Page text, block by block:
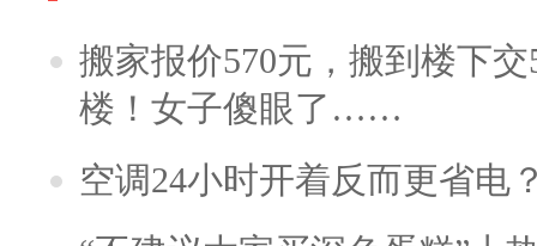
搬家报价570元，搬到楼下
楼！女子傻眼了……
空调24小时开着反而更省电